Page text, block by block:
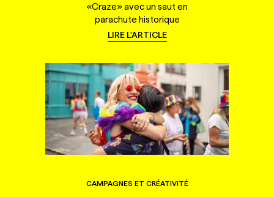
«Craze» avec un saut en
parachute historique
LIRE L'ARTICLE
CAMPAGNES ET CRÉATIVITÉ